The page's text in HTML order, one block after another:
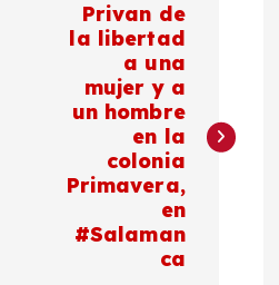
Privan de
la libertad
a una
mujer y a
un hombre
en la
colonia
Primavera,
en
#Salaman
ca